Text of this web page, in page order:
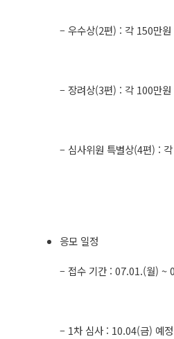
– 우수상(2편) : 각 150만원
– 장려상(3편) : 각 100만원
– 심사위원 특별상(4편) :
응모 일정
– 접수 기간 : 07.01.(월) ~
– 1차 심사 : 10.04(금) 예